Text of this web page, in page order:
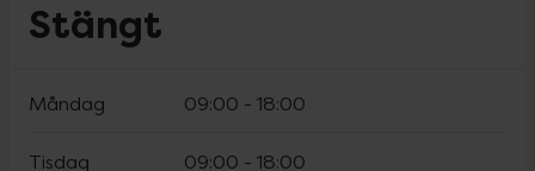
Stängt
Måndag 09:00 - 18:00
Tisdag 09:00 - 18:00